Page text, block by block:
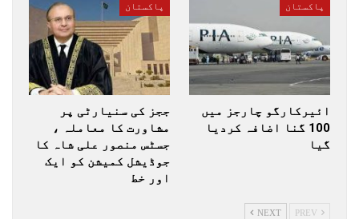
پاکستان
ائیرکارگو چارجز میں
100 گنا اضافہ کردیا
گیا
پاکستان
ججز کی سنیارٹی پر
مشاورت کا معاملہ ،
جسٹس منصور علی شاہ کا
جوڈیشل کمیشن کو ایک
اور خط
NEXT